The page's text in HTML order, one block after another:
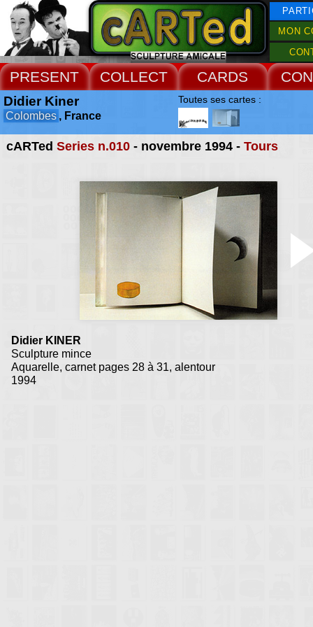
MON
PRESENT COLLECT CARDS
cARTed Series n.010- novembre 1994 - Tours
Didier KINER
Sculpture mince
Aquarelle, carnet pages 28 à 31, alentour
1994
Didier Kiner
Colombes , France
Toutes ses cartes :